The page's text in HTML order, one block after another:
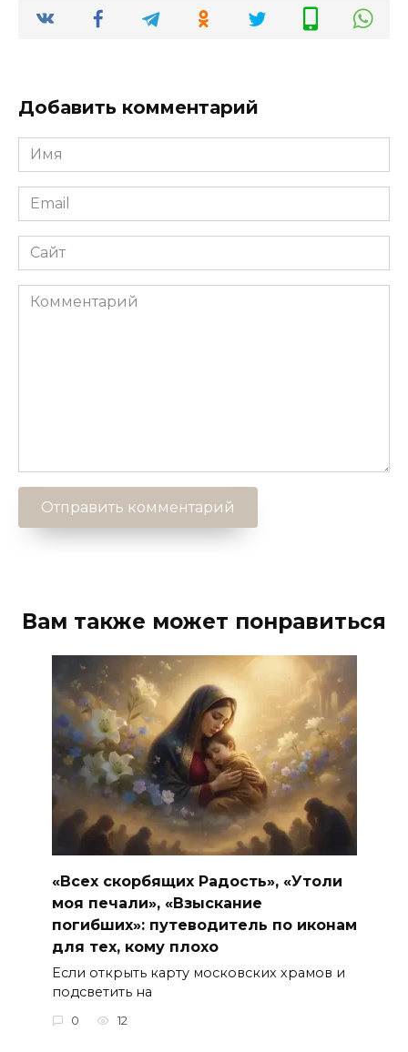
Добавить комментарий
Имя
*
Email
*
Сайт
Комментарий
Вам также может понравиться
«Всех скорбящих Радость», «Утоли
моя печали», «Взыскание
погибших»: путеводитель по иконам
для тех, кому плохо
Если открыть карту московских храмов и
подсветить на
0 12